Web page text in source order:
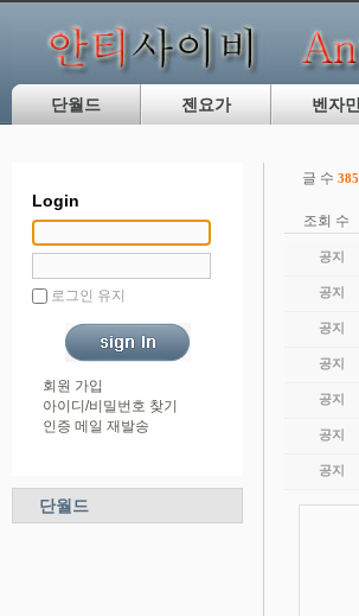
단월드 젠요가 벤자민
Login
로그인 유지
회원 가입
아이디/비밀번호 찾기
인증 메일 재발송
단월드
글 수 385
조회 수
공지
공지
공지
공지
공지
공지
공지